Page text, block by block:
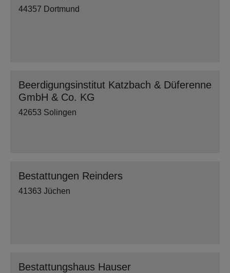
44357 Dortmund
Beerdigungsinstitut Katzbach & Düferenne
GmbH & Co. KG
42653 Solingen
Bestattungen Reinders
41363 Jüchen
Bestattungshaus Hauser